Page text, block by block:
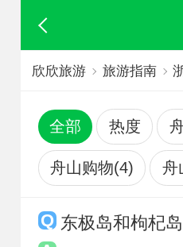
欣欣旅游 旅游指南
全部 热度
舟山购物(4) 舟
东极岛和枸杞